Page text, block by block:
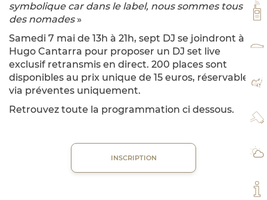
symbolique car dans le label, nous sommes tous
des nomades»
Samedi 7 mai de 13h à 21h, sept DJ se joindront à
Hugo Cantarra pour proposer un DJ set live
exclusif retransmis en direct. 200 places sont
disponibles au prix unique de 15 euros, réservable
via préventes uniquement.
Retrouvez toute la programmation ci dessous.
INSCRIPTION